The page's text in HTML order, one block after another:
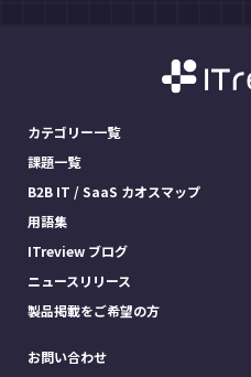
カテゴリー一覧
課題一覧
B2B IT / SaaS カオスマップ
用語集
ITreview ブログ
ニュースリリース
製品掲載をご希望の方
お問い合わせ